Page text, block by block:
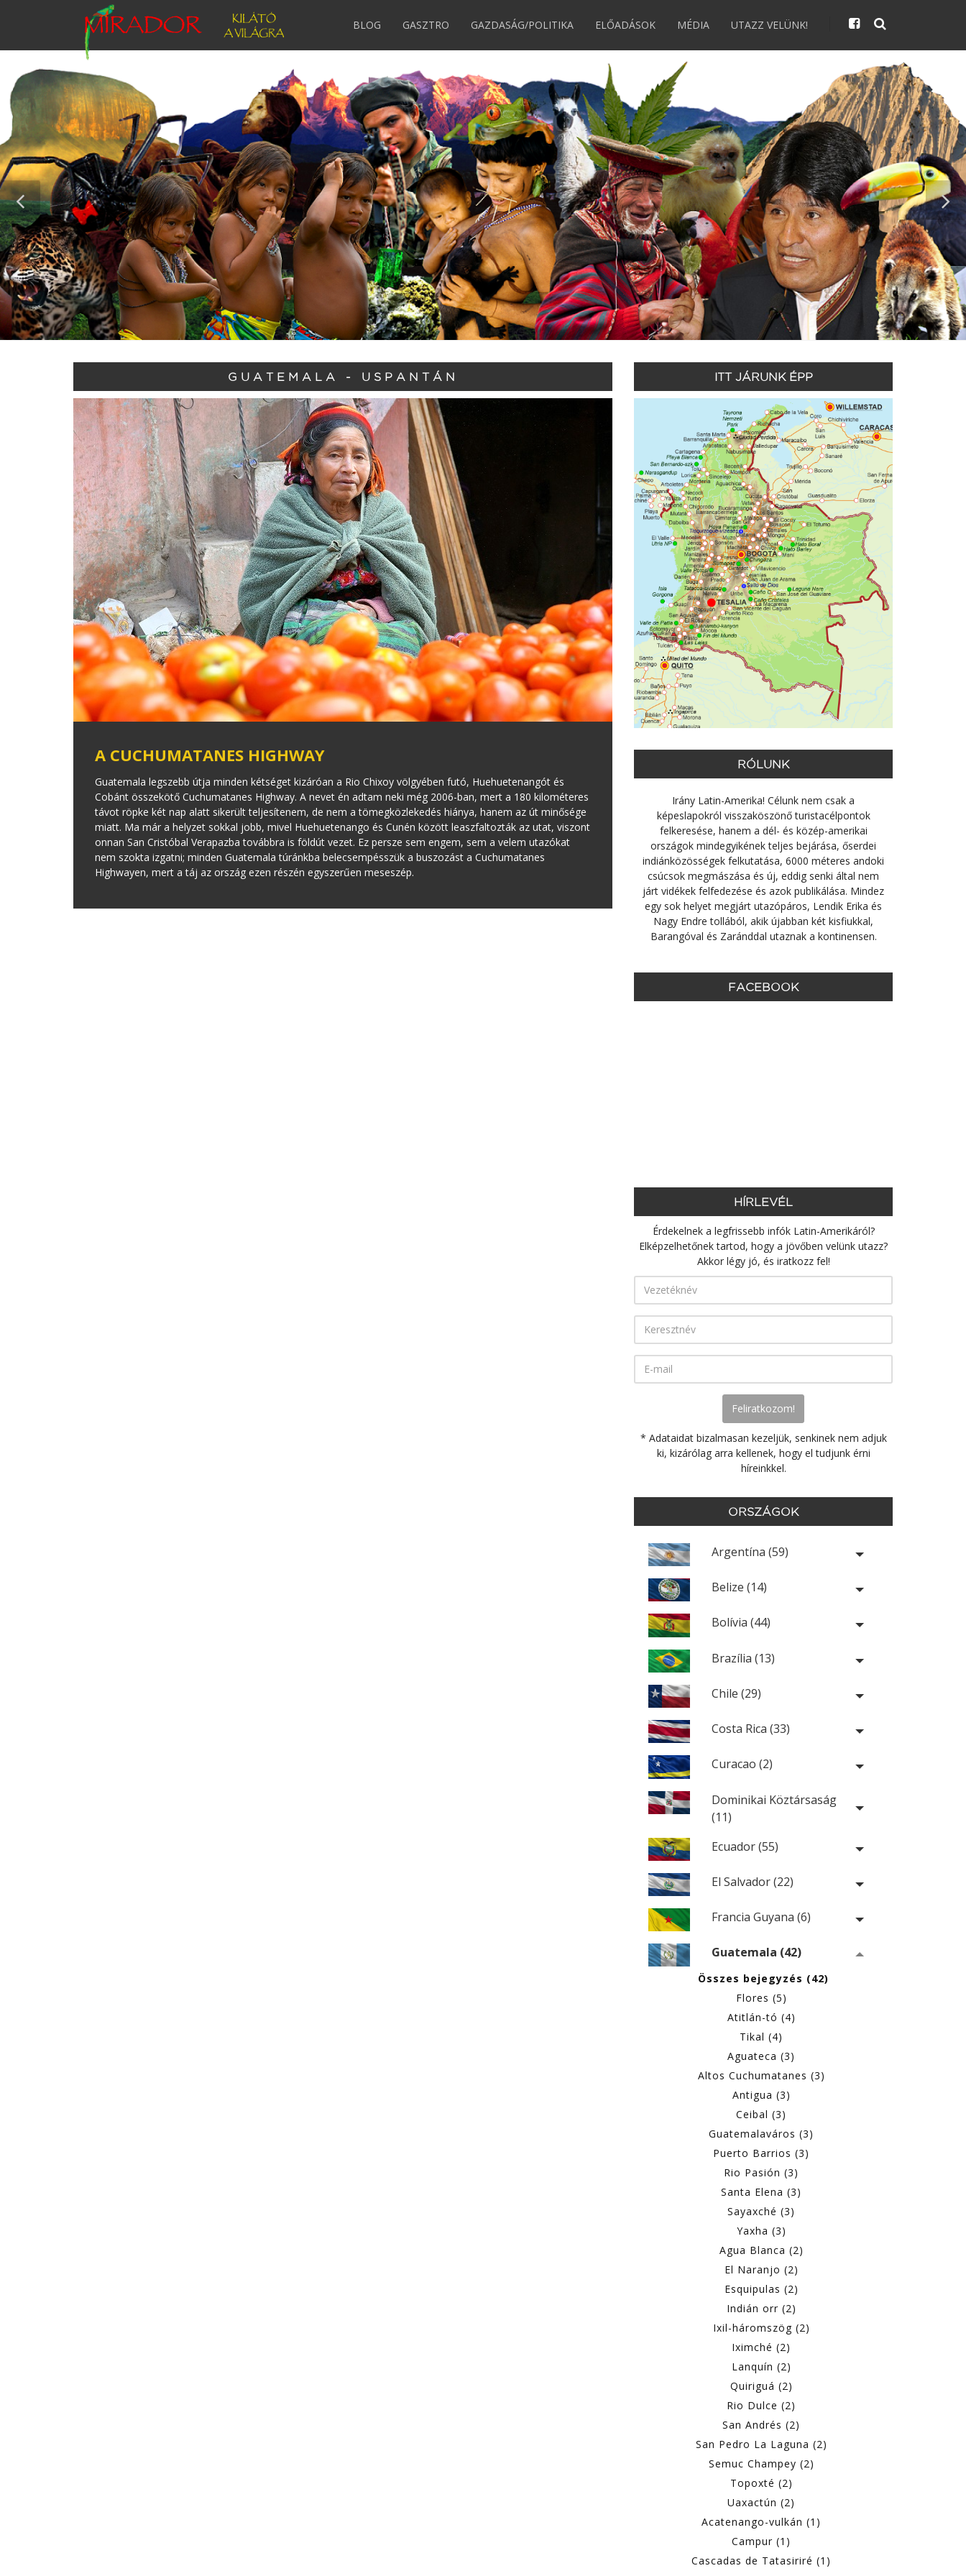
BLOG GASZTRO GAZDASÁG/POLITIKA ELŐADÁSOK MÉDIA UTAZZ VELÜNK!
GUATEMALA - USPANTÁN
A CUCHUMATANES HIGHWAY
Guatemala legszebb útja minden kétséget kizáróan a Rio Chixoy völgyében futó, Huehuetenangót és
Cobánt összekötő Cuchumatanes Highway. A nevet én adtam neki még 2006-ban, mert a 180 kilométeres
távot röpke két nap alatt sikerült teljesítenem, de nem a tömegközlekedés hiánya, hanem az út minősége
miatt. Ma már a helyzet sokkal jobb, mivel Huehuetenango és Cunén között leaszfaltozták az utat, viszont
onnan San Cristóbal Verapazba továbbra is földút vezet. Ez persze sem engem, sem a velem utazókat
nem szokta izgatni; minden Guatemala túránkba belecsempésszük a buszozást a Cuchumatanes
Highwayen, mert a táj az ország ezen részén egyszerűen meseszép.
ITT JÁRUNK ÉPP
RÓLUNK
Irány Latin-Amerika! Célunk nem csak a
képeslapokról visszaköszönő turistacélpontok
felkeresése, hanem a dél- és közép-amerikai
országok mindegyikének teljes bejárása, őserdei
indiánközösségek felkutatása, 6000 méteres andoki
csúcsok megmászása és új, eddig senki által nem
járt vidékek felfedezése és azok publikálása. Mindez
egy sok helyet megjárt utazópáros, Lendik Erika és
Nagy Endre tollából, akik újabban két kisfiukkal,
Barangóval és Zaránddal utaznak a kontinensen.
FACEBOOK
HÍRLEVÉL
Érdekelnek a legfrissebb infók Latin-Amerikáról?
Elképzelhetőnek tartod, hogy a jövőben velünk utazz?
Akkor légy jó, és iratkozz fel!
* Adataidat bizalmasan kezeljük, senkinek nem adjuk
ki, kizárólag arra kellenek, hogy el tudjunk érni
híreinkkel.
ORSZÁGOK
Argentína (59)
Belize (14)
Bolívia (44)
Brazília (13)
Chile (29)
Costa Rica (33)
Curacao (2)
Dominikai Köztársaság
(11)
Ecuador (55)
El Salvador (22)
Francia Guyana (6)
Guatemala (42)
Összes bejegyzés (42)
Flores (5)
Atitlán-tó (4)
Tikal (4)
Aguateca (3)
Altos Cuchumatanes (3)
Antigua (3)
Ceibal (3)
Guatemalaváros (3)
Puerto Barrios (3)
Rio Pasión (3)
Santa Elena (3)
Sayaxché (3)
Yaxha (3)
Agua Blanca (2)
El Naranjo (2)
Esquipulas (2)
Indián orr (2)
Ixil-háromszög (2)
Iximché (2)
Lanquín (2)
Quiriguá (2)
Rio Dulce (2)
San Andrés (2)
San Pedro La Laguna (2)
Semuc Champey (2)
Topoxté (2)
Uaxactún (2)
Acatenango-vulkán (1)
Campur (1)
Cascadas de Tatasiriré (1)